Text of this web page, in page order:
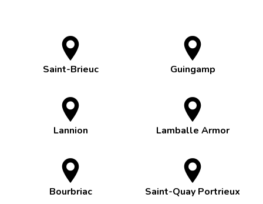
Saint-Brieuc Guingamp
Lannion Lamballe Armor
Bourbriac Saint-Quay Portrieux